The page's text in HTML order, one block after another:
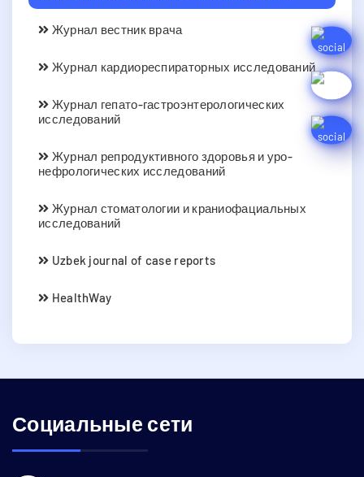
Журнал вестник врача
Журнал кардиореспираторных исследований
Журнал гепато-гастроэнтерологических
исследований
Журнал репродуктивного здоровья и уро-
нефрологических исследований
Журнал стоматологии и краниофациальных
исследований
Uzbek journal of case reports
HealthWay
Социальные сети